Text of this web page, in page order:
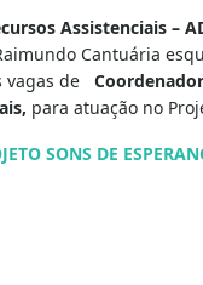
Assistenciais –
Cantuária
vagas de
para atuação no
SONS DE